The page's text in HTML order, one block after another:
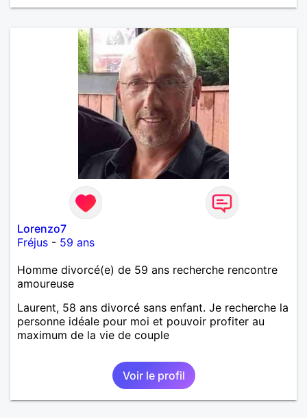
Lorenzo7
Fréjus - 59 ans
Homme divorcé(e) de 59 ans recherche rencontre
amoureuse
Laurent, 58 ans divorcé sans enfant. Je recherche la
personne idéale pour moi et pouvoir profiter au
maximum de la vie de couple
Voir le profil